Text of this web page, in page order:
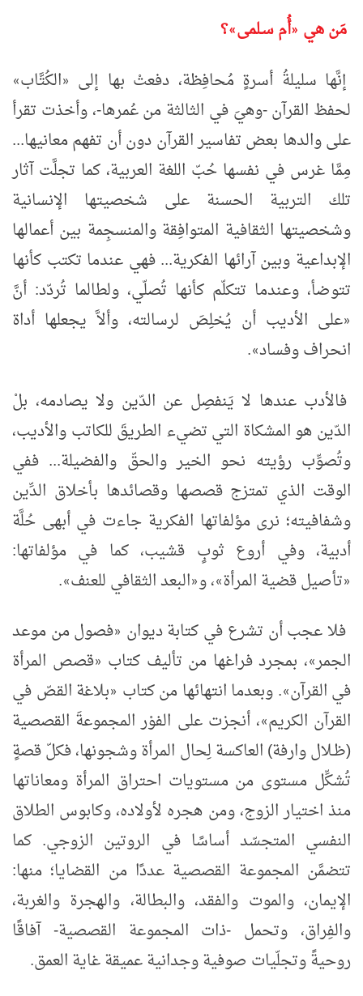
مَن هي «أُم سـلمى»؟
إنَّها سليلةُ أسرةٍ مُحافِظة، دفعتْ بها إلى
«الكُتَّاب»
لحفظ القرآن -وهيَ في الثالثة من عُمرها-، وأخذت تقرأ
على والدها بعض تفاسير القرآن دون أن تفهم معانيها...
مِمَّا غرس في نفسها حُبّ اللغة العربية، كما تجلَّت آثار
تلك التربية الحسنة على شخصيتها الإنسانية
وشخصيتها الثقافية المتوافِقة والمنسجِمة بين أعمالها
الإبداعية وبين آرائها الفكرية... فهي عندما تكتب كأنها
تتوضأ، وعندما تتكلّم كأنها تُصلّي، ولطالما تُردّد: أنَّ
«على الأديب أن يُخلِصَ لرسالته، وألاَّ يجعلها أداة
انحراف وفساد»
.
فالأدب عندها لا يَنفصِل عن الدّين ولا يصادمه، بلْ
الدّين هو المشكاة التي تضيء الطريقَ للكاتب والأديب،
وتُصوِّب رؤيته نحو الخير والحقّ والفضيلة... ففي
الوقت الذي تمتزج قصصها وقصائدها بأخلاق الدِّين
وشفافيته؛ نرى مؤلفاتها الفكرية جاءت في أبهى حُلَّة
أدبية، وفي أروع ثوبٍ قشيب، كما في مؤلفاتها:
«تأصيل قضية المرأة»، و«البعد الثقافي للعنف»
.
فلا عجب أن تشرع في كتابة ديوان «فصول من موعد
الجمر»، بمجرد فراغها من تأليف كتاب «قصص المرأة
في القرآن». وبعدما انتهائها من كتاب «بلاغة القصّ في
القرآن الكريم»، أنجزت على الفوْر المجموعةَ القصصية
(ظـلال وارفة) العاكسة لِحال المرأة وشجونها، فكلّ قصةٍ
تُشكِّل مستوى من مستويات احتراق المرأة ومعاناتها
منذ اختيار الزوج، ومن هجره لأولاده، وكابوس الطلاق
النفسي المتجسّد أساسًا في الروتين الزوجي. كما
تتضمَّن المجموعة القصصية عددًا من القضايا؛ منها:
الإيمان، والموت والفقد، والبطالة، والهجرة والغربة،
والفِراق، وتحمل -ذات المجموعة القصصية- آفاقًا
روحيةً وتجلّيات صوفية وجدانية عميقة غاية العمق.